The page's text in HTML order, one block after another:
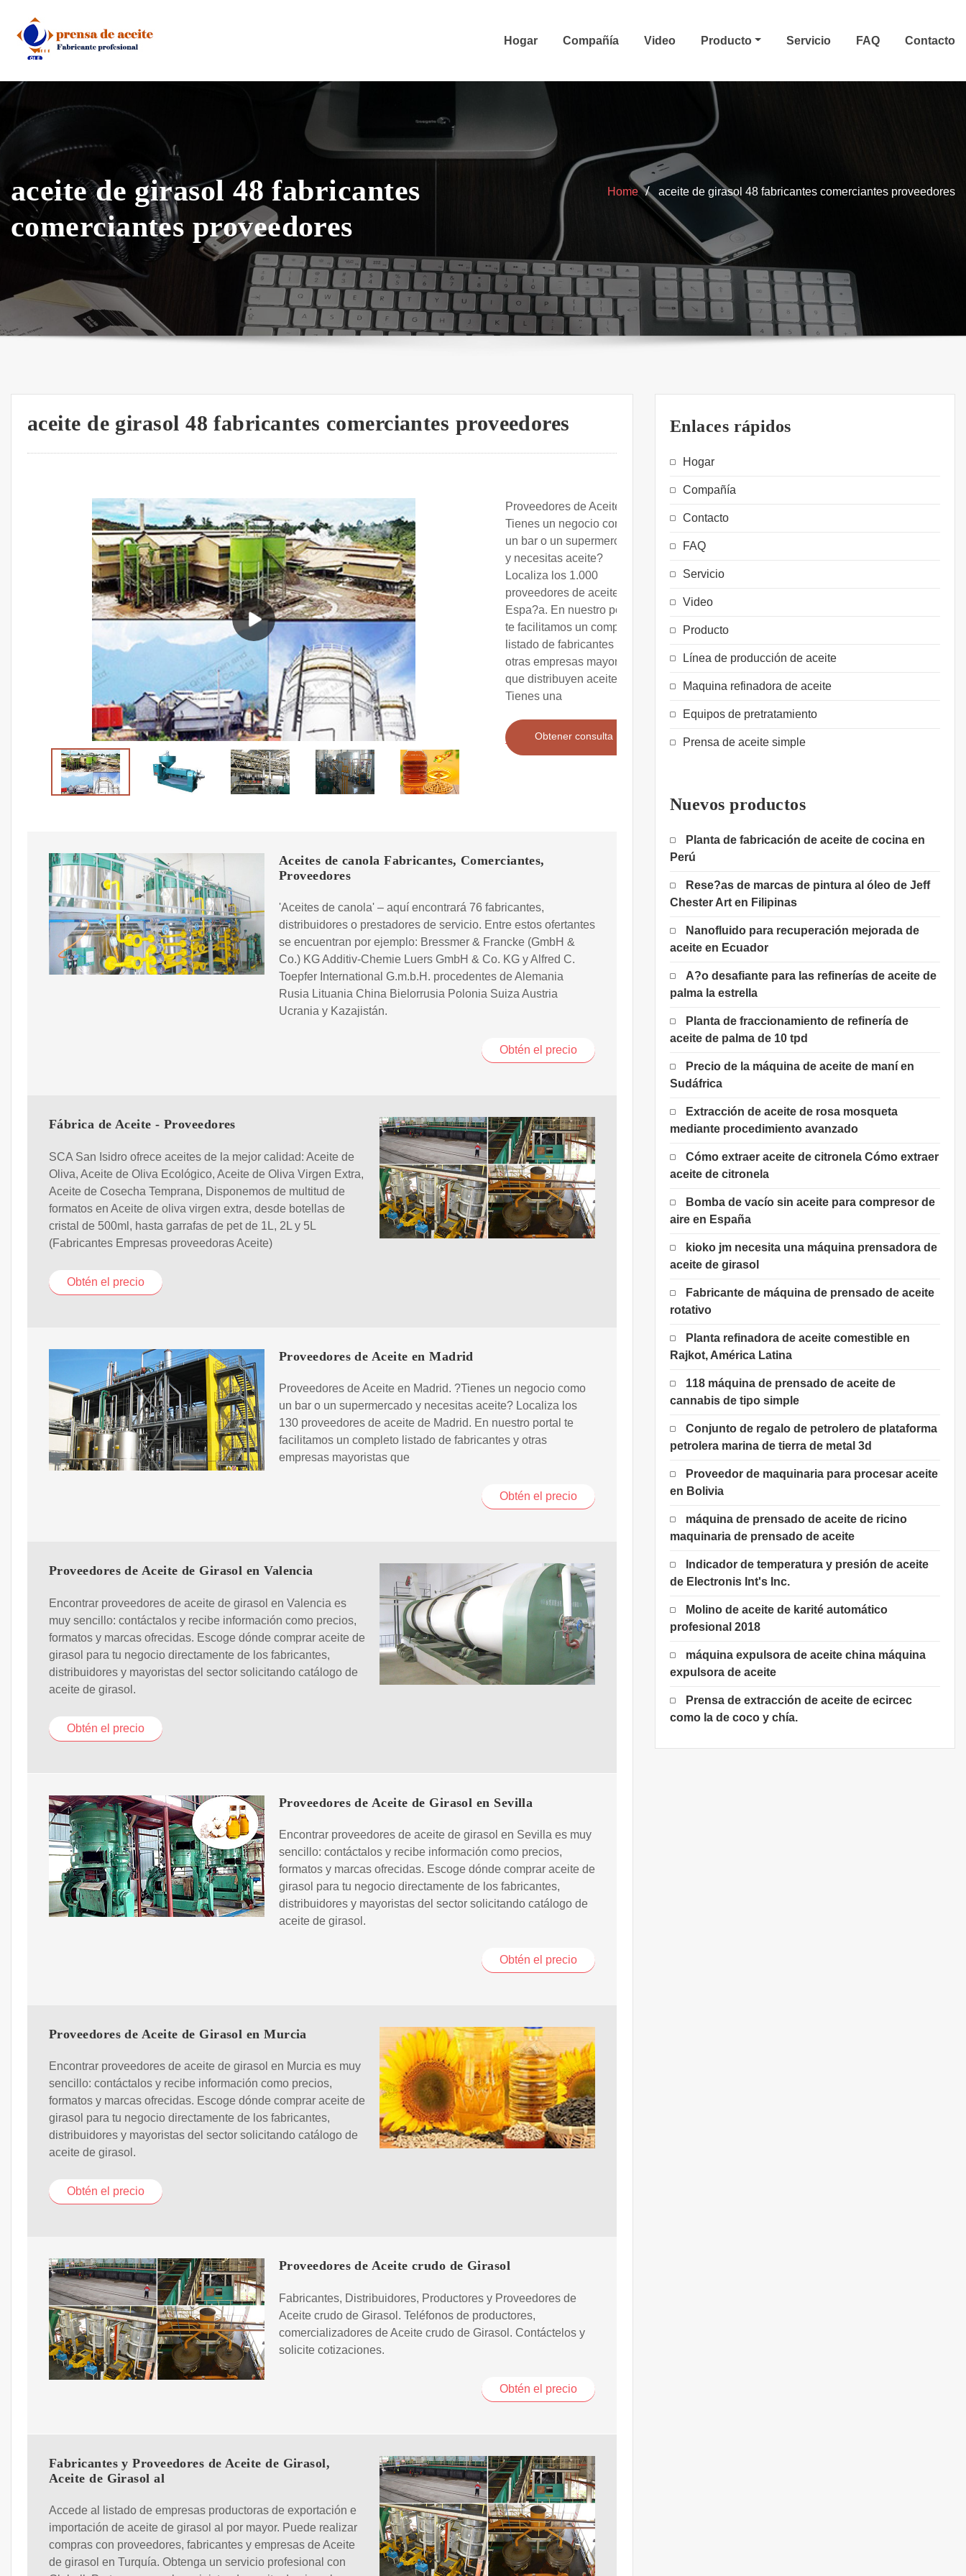
content
Hogar Compañía Video Producto Servicio FAQ Contacto
aceite de girasol 48 fabricantes
comerciantes proveedores
Home aceite de girasol 48 fabricantes comerciantes proveedores
aceite de girasol 48 fabricantes comerciantes proveedores
Proveedores de Aceite. ?
Tienes un negocio como
un bar o un supermercado
y necesitas aceite?
Localiza los 1.000
proveedores de aceite de
Espa?a. En nuestro portal
te facilitamos un completo
listado de fabricantes y
otras empresas mayoristas
que distribuyen aceite. ?
Tienes una
Obtener consulta
Aceites de canola Fabricantes, Comerciantes,
Proveedores
'Aceites de canola' – aquí encontrará 76 fabricantes,
distribuidores o prestadores de servicio. Entre estos ofertantes
se encuentran por ejemplo: Bressmer & Francke (GmbH &
Co.) KG Additiv-Chemie Luers GmbH & Co. KG y Alfred C.
Toepfer International G.m.b.H. procedentes de Alemania
Rusia Lituania China Bielorrusia Polonia Suiza Austria
Ucrania y Kazajistán.
Obtén el precio
Fábrica de Aceite - Proveedores
SCA San Isidro ofrece aceites de la mejor calidad: Aceite de
Oliva, Aceite de Oliva Ecológico, Aceite de Oliva Virgen Extra,
Aceite de Cosecha Temprana, Disponemos de multitud de
formatos en Aceite de oliva virgen extra, desde botellas de
cristal de 500ml, hasta garrafas de pet de 1L, 2L y 5L
(Fabricantes Empresas proveedoras Aceite)
Obtén el precio
Proveedores de Aceite en Madrid
Proveedores de Aceite en Madrid. ?Tienes un negocio como
un bar o un supermercado y necesitas aceite? Localiza los
130 proveedores de aceite de Madrid. En nuestro portal te
facilitamos un completo listado de fabricantes y otras
empresas mayoristas que
Obtén el precio
Proveedores de Aceite de Girasol en Valencia
Encontrar proveedores de aceite de girasol en Valencia es
muy sencillo: contáctalos y recibe información como precios,
formatos y marcas ofrecidas. Escoge dónde comprar aceite de
girasol para tu negocio directamente de los fabricantes,
distribuidores y mayoristas del sector solicitando catálogo de
aceite de girasol.
Obtén el precio
Proveedores de Aceite de Girasol en Sevilla
Encontrar proveedores de aceite de girasol en Sevilla es muy
sencillo: contáctalos y recibe información como precios,
formatos y marcas ofrecidas. Escoge dónde comprar aceite de
girasol para tu negocio directamente de los fabricantes,
distribuidores y mayoristas del sector solicitando catálogo de
aceite de girasol.
Obtén el precio
Proveedores de Aceite de Girasol en Murcia
Encontrar proveedores de aceite de girasol en Murcia es muy
sencillo: contáctalos y recibe información como precios,
formatos y marcas ofrecidas. Escoge dónde comprar aceite de
girasol para tu negocio directamente de los fabricantes,
distribuidores y mayoristas del sector solicitando catálogo de
aceite de girasol.
Obtén el precio
Proveedores de Aceite crudo de Girasol
Fabricantes, Distribuidores, Productores y Proveedores de
Aceite crudo de Girasol. Teléfonos de productores,
comercializadores de Aceite crudo de Girasol. Contáctelos y
solicite cotizaciones.
Obtén el precio
Fabricantes y Proveedores de Aceite de Girasol,
Aceite de Girasol al
Accede al listado de empresas productoras de exportación e
importación de aceite de girasol al por mayor. Puede realizar
compras con proveedores, fabricantes y empresas de Aceite
de girasol en Turquía. Obtenga un servicio profesional con
Enlaces rápidos
Hogar
Compañía
Contacto
FAQ
Servicio
Video
Producto
Línea de producción de aceite
Maquina refinadora de aceite
Equipos de pretratamiento
Prensa de aceite simple
Nuevos productos
Planta de fabricación de aceite de cocina en
Perú
Rese?as de marcas de pintura al óleo de Jeff
Chester Art en Filipinas
Nanofluido para recuperación mejorada de
aceite en Ecuador
A?o desafiante para las refinerías de aceite de
palma la estrella
Planta de fraccionamiento de refinería de
aceite de palma de 10 tpd
Precio de la máquina de aceite de maní en
Sudáfrica
Extracción de aceite de rosa mosqueta
mediante procedimiento avanzado
Cómo extraer aceite de citronela Cómo extraer
aceite de citronela
Bomba de vacío sin aceite para compresor de
aire en España
kioko jm necesita una máquina prensadora de
aceite de girasol
Fabricante de máquina de prensado de aceite
rotativo
Planta refinadora de aceite comestible en
Rajkot, América Latina
118 máquina de prensado de aceite de
cannabis de tipo simple
Conjunto de regalo de petrolero de plataforma
petrolera marina de tierra de metal 3d
Proveedor de maquinaria para procesar aceite
en Bolivia
máquina de prensado de aceite de ricino
maquinaria de prensado de aceite
Indicador de temperatura y presión de aceite
de Electronis Int's Inc.
Molino de aceite de karité automático
profesional 2018
máquina expulsora de aceite china máquina
expulsora de aceite
Prensa de extracción de aceite de ecircec
como la de coco y chía.